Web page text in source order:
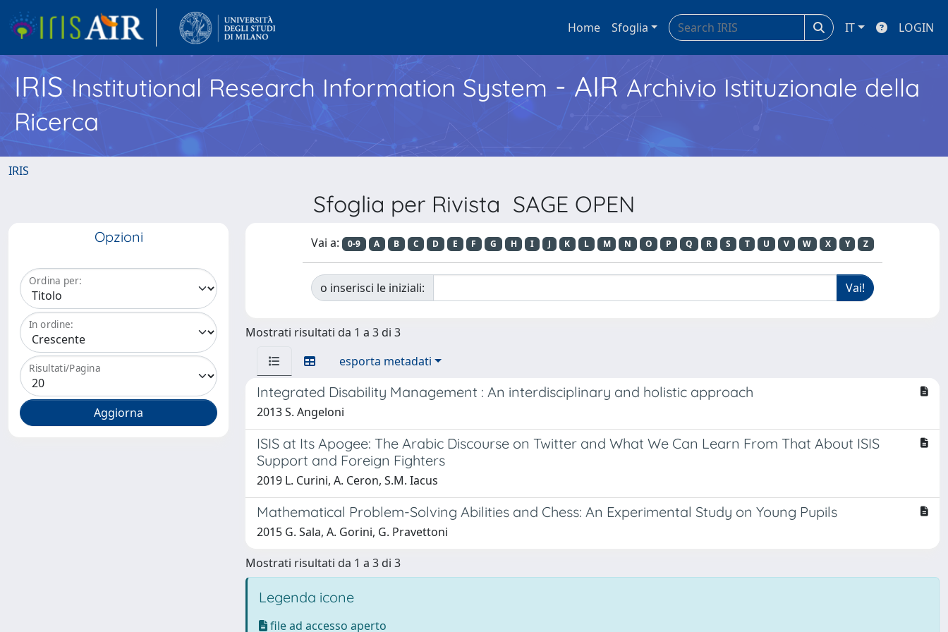
Home Sfoglia IT LOGIN
IRISInstitutional Research Information System - AIR Archivio Istituzionale della
Ricerca
IRIS
Sfoglia per Rivista SAGE OPEN
Opzioni
Ordina per:
In ordine:
Risultati/Pagina
Vai a: 0-9 A B C D E F G H I J K L M N O P Q R S T U V W X Y Z
o inserisci le iniziali:
Mostrati risultati da 1 a 3 di 3
esporta metadati
Integrated Disability Management : An interdisciplinary and holistic approach
2013 S. Angeloni
ISIS at Its Apogee: The Arabic Discourse on Twitter and What We Can Learn From That About ISIS
Support and Foreign Fighters
2019 L. Curini, A. Ceron, S.M. Iacus
Mathematical Problem-Solving Abilities and Chess: An Experimental Study on Young Pupils
2015 G. Sala, A. Gorini, G. Pravettoni
Mostrati risultati da 1 a 3 di 3
Legenda icone
file ad accesso aperto